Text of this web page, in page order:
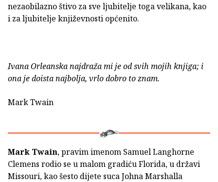
nezaobilazno štivo za sve ljubitelje toga velikana, kao
i za ljubitelje književnosti općenito.
Ivana Orleanska najdraža mi je od svih mojih knjiga; i
ona je doista najbolja, vrlo dobro to znam.
Mark Twain
Mark Twain, pravim imenom Samuel Langhorne
Clemens rodio se u malom gradiću Florida, u državi
Missouri, kao šesto dijete suca Johna Marshalla